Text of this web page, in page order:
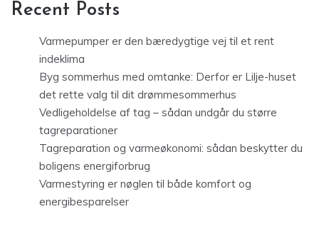
Recent Posts
Varmepumper er den bæredygtige vej til et rent
indeklima
Byg sommerhus med omtanke: Derfor er Lilje-huset
det rette valg til dit drømmesommerhus
Vedligeholdelse af tag – sådan undgår du større
tagreparationer
Tagreparation og varmeøkonomi: sådan beskytter du
boligens energiforbrug
Varmestyring er nøglen til både komfort og
energibesparelser